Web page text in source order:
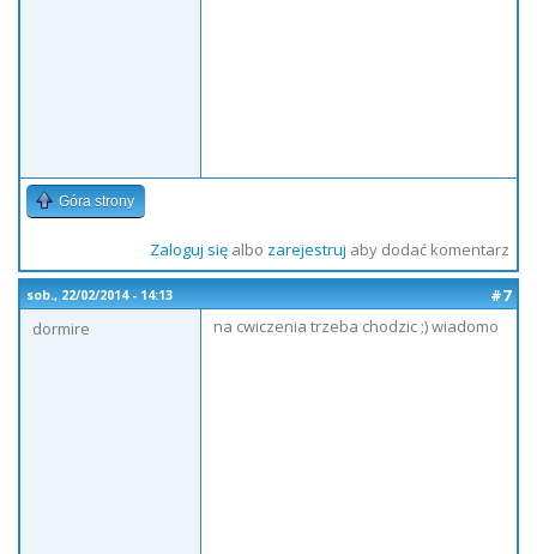
Góra strony
Zaloguj sięalbo zarejestruj aby dodać komentarz
sob., 22/02/2014 - 14:13
#7
dormire
na cwiczenia trzeba chodzic ;) wiadomo